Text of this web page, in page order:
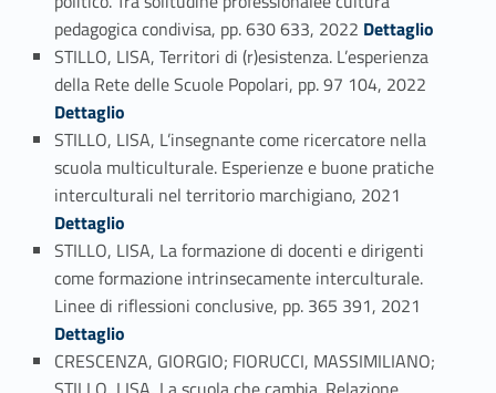
pedagogica condivisa, pp. 630 633, 2022 Link identifier #identifier_person_35255-54
Dettaglio
STILLO, LISA, Territori di (r)esistenza. L’esperienza
della Rete delle Scuole Popolari, pp. 97 104, 2022
Dettaglio
STILLO, LISA, L’insegnante come ricercatore nella
scuola multiculturale. Esperienze e buone pratiche
interculturali nel territorio marchigiano, 2021
Dettaglio
STILLO, LISA, La formazione di docenti e dirigenti
come formazione intrinsecamente interculturale.
Linee di riflessioni conclusive, pp. 365 391, 2021
Dettaglio
CRESCENZA, GIORGIO; FIORUCCI, MASSIMILIANO;